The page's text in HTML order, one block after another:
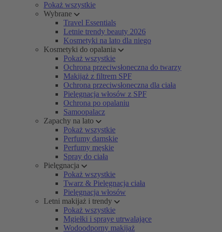
Pokaż wszystkie
Wybrane
Travel Essentials
Letnie trendy beauty 2026
Kosmetyki na lato dla niego
Kosmetyki do opalania
Pokaż wszystkie
Ochrona przeciwsłoneczna do twarzy
Makijaż z filtrem SPF
Ochrona przeciwsłoneczna dla ciała
Pielęgnacja włosów z SPF
Ochrona po opalaniu
Samoopalacz
Zapachy na lato
Pokaż wszystkie
Perfumy damskie
Perfumy męskie
Spray do ciała
Pielęgnacja
Pokaż wszystkie
Twarz & Pielęgnacja ciała
Pielęgnacja włosów
Letni makijaż i trendy
Pokaż wszystkie
Mgiełki i spraye utrwalające
Wodoodporny makijaż